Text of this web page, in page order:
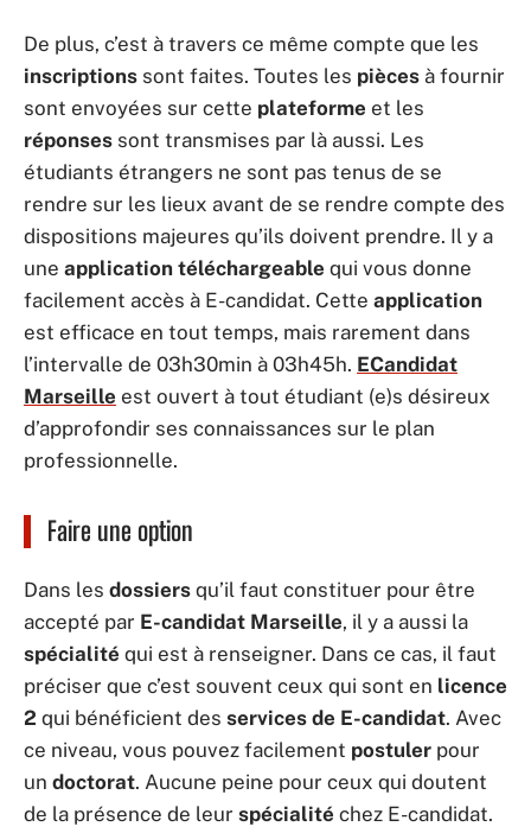
De plus, c’est à travers ce même compte que les
inscriptions sont faites. Toutes les pièces à fournir
sont envoyées sur cette plateforme et les
réponses sont transmises par là aussi. Les
étudiants étrangers ne sont pas tenus de se
rendre sur les lieux avant de se rendre compte des
dispositions majeures qu’ils doivent prendre. Il y a
une application téléchargeable qui vous donne
facilement accès à E-candidat. Cette application
est efficace en tout temps, mais rarement dans
l’intervalle de 03h30min à 03h45h. ECandidat
Marseille est ouvert à tout étudiant (e)s désireux
d’approfondir ses connaissances sur le plan
professionnelle.
Faire une option
Dans les dossiers qu’il faut constituer pour être
accepté par E-candidat Marseille, il y a aussi la
spécialité qui est à renseigner. Dans ce cas, il faut
préciser que c’est souvent ceux qui sont en licence
2 qui bénéficient des services de E-candidat. Avec
ce niveau, vous pouvez facilement postuler pour
un doctorat. Aucune peine pour ceux qui doutent
de la présence de leur spécialité chez E-candidat.